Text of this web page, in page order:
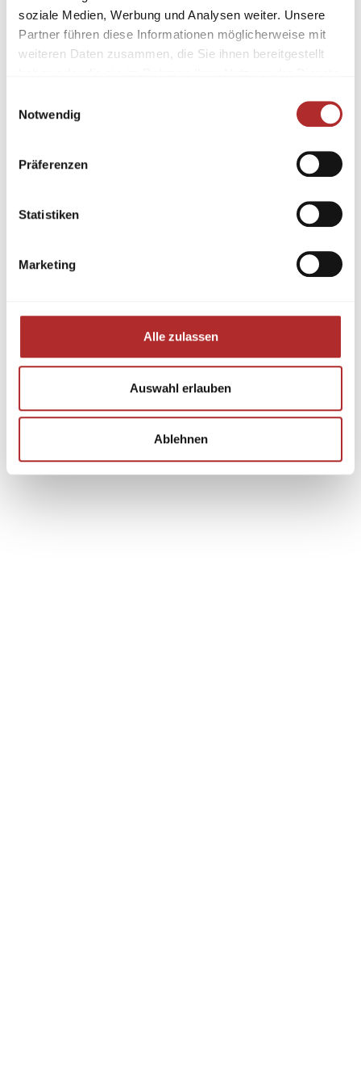
soziale Medien, Werbung und Analysen weiter. Unsere
Partner führen diese Informationen möglicherweise mit
weiteren Daten zusammen, die Sie ihnen bereitgestellt
Notwendig
Präferenzen
Statistiken
Marketing
Alle zulassen
Auswahl erlauben
Ablehnen